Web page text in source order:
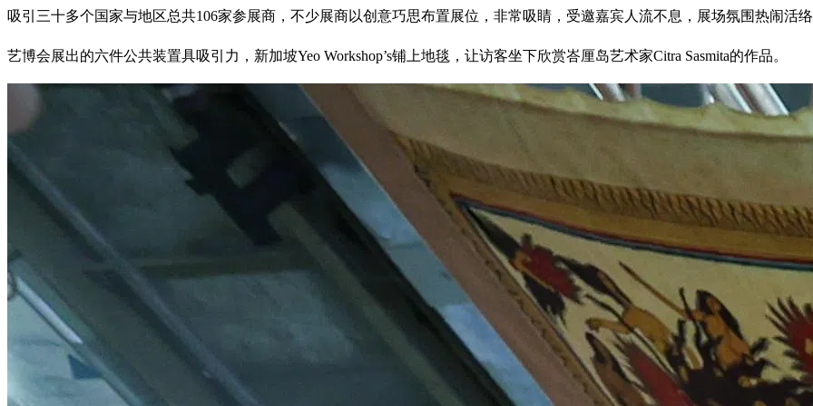
吸引三十多个国家与地区总共106家参展商，不少展商以创意巧思布置展位，非常吸睛，受邀嘉宾人流不息，展场氛围热闹活
艺博会展出的六件公共装置具吸引力，新加坡Yeo Workshop’s铺上地毯，让访客坐下欣赏峇厘岛艺术家Citra Sasmita的作品。